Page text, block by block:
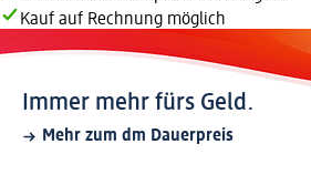
Kauf auf Rechnung möglich
Immer mehr fürs Geld.
Mehr zum dm Dauerpreis